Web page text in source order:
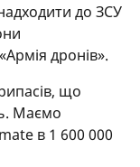
до ЗСУ
дронів».
що
Маємо
в 1 600 000